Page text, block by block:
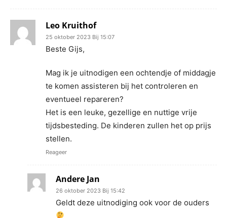
Leo Kruithof
25 oktober 2023 Bij 15:07
Beste Gijs,
Mag ik je uitnodigen een ochtendje of middagje
te komen assisteren bij het controleren en
eventueel repareren?
Het is een leuke, gezellige en nuttige vrije
tijdsbesteding. De kinderen zullen het op prijs
stellen.
Reageer
Andere Jan
26 oktober 2023 Bij 15:42
Geldt deze uitnodiging ook voor de ouders